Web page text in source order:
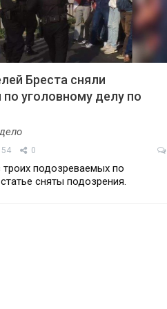
Бреста сняли
по уголовному делу по
0
подозреваемых по
сняты подозрения.